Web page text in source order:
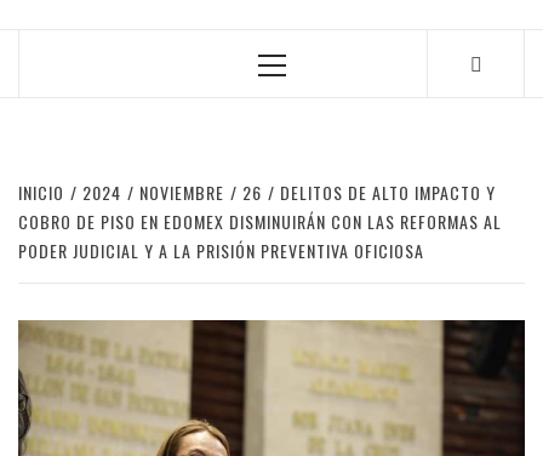
INICIO 2024 NOVIEMBRE 26
DELITOS DE ALTO IMPACTO Y
COBRO DE PISO EN EDOMEX DISMINUIRÁN CON LAS REFORMAS AL
PODER JUDICIAL Y A LA PRISIÓN PREVENTIVA OFICIOSA